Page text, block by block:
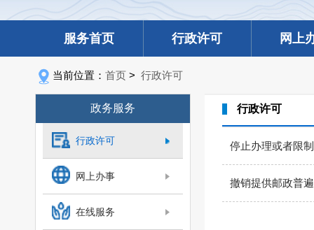
服务首页 行政许可 网上
当前位置： 首页 > 行政许可
政务服务
行政许可
网上办事
在线服务
行政许可
停止办理或者限
撤销提供邮政普